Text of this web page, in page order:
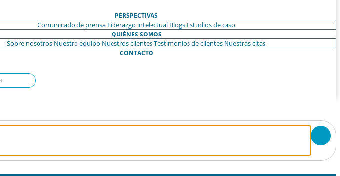
PERSPECTIVAS
Comunicado de prensa Liderazgo intelectual Blogs Estudios de caso
QUIÉNES SOMOS
Sobre nosotros Nuestro equipo Nuestros clientesTestimonios de clientes Nuestras citas
CONTACTO